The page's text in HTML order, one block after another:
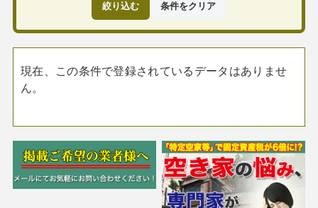
絞り込む 条件をクリア
現在、この条件で登録されているデータはありませ
ん。